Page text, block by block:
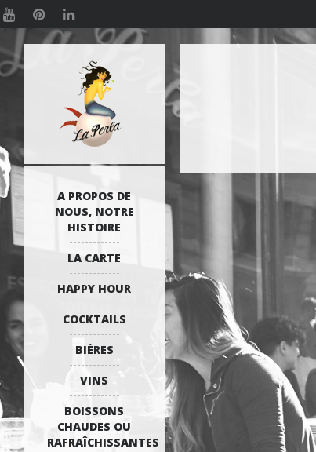
A PROPOS DE
NOUS, NOTRE
HISTOIRE
LA CARTE
HAPPY HOUR
COCKTAILS
BIÈRES
VINS
BOISSONS
CHAUDES OU
RAFRAÎCHISSANTES